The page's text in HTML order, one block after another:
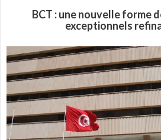
BCT : une nouvelle forme
exceptionnels